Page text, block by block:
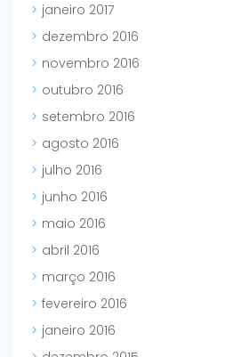
janeiro 2017
dezembro 2016
novembro 2016
outubro 2016
setembro 2016
agosto 2016
julho 2016
junho 2016
maio 2016
abril 2016
março 2016
fevereiro 2016
janeiro 2016